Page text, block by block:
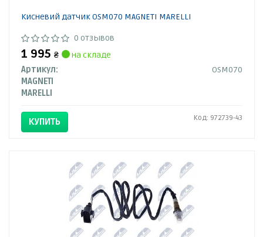
Кисневий датчик OSM070 MAGNETI MARELLI
0 отзывов
1 995 ₴
на складе
Артикул:
OSM070
MAGNETI
MARELLI
КУПИТЬ Код: 972739-43